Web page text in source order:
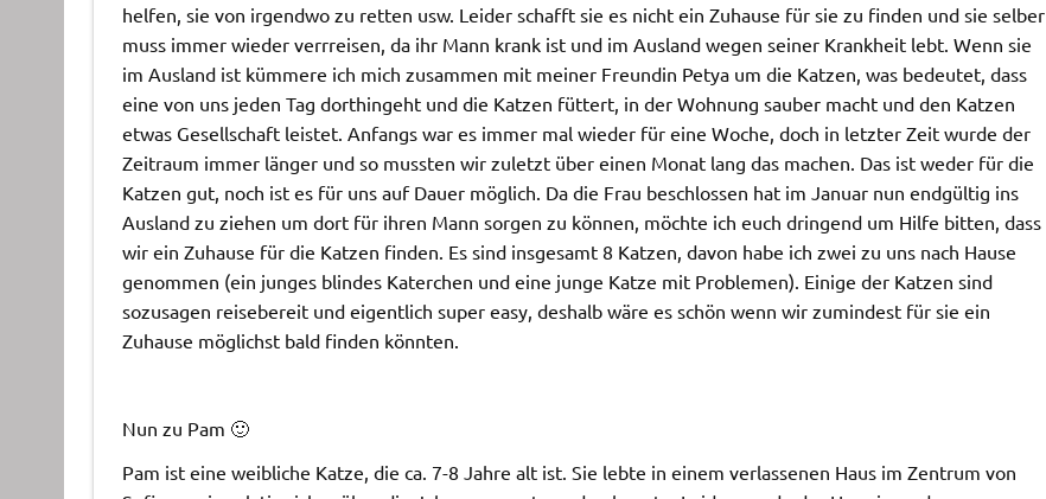
helfen, sie von irgendwo zu retten usw. Leider schafft sie es nicht ein Zuhause für sie zu finden und sie selber
muss immer wieder verrreisen, da ihr Mann krank ist und im Ausland wegen seiner Krankheit lebt. Wenn sie
im Ausland ist kümmere ich mich zusammen mit meiner Freundin Petya um die Katzen, was bedeutet, dass
eine von uns jeden Tag dorthingeht und die Katzen füttert, in der Wohnung sauber macht und den Katzen
etwas Gesellschaft leistet. Anfangs war es immer mal wieder für eine Woche, doch in letzter Zeit wurde der
Zeitraum immer länger und so mussten wir zuletzt über einen Monat lang das machen. Das ist weder für die
Katzen gut, noch ist es für uns auf Dauer möglich. Da die Frau beschlossen hat im Januar nun endgültig ins
Ausland zu ziehen um dort für ihren Mann sorgen zu können, möchte ich euch dringend um Hilfe bitten, dass
wir ein Zuhause für die Katzen finden. Es sind insgesamt 8 Katzen, davon habe ich zwei zu uns nach Hause
genommen (ein junges blindes Katerchen und eine junge Katze mit Problemen). Einige der Katzen sind
sozusagen reisebereit und eigentlich super easy, deshalb wäre es schön wenn wir zumindest für sie ein
Zuhause möglichst bald finden könnten.
Nun zu Pam 🙂
Pam ist eine weibliche Katze, die ca. 7-8 Jahre alt ist. Sie lebte in einem verlassenen Haus im Zentrum von